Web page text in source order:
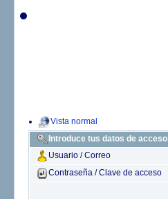
Vista normal
Introduce tus datos de acceso
Usuario / Correo
Contraseña / Clave de acceso